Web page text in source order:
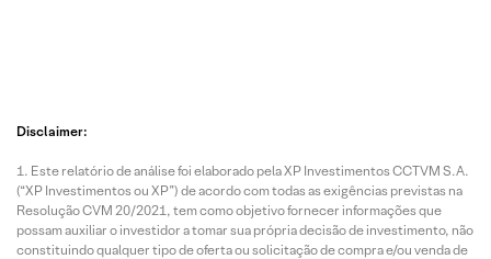
Disclaimer:
Este relatório de análise foi elaborado pela XP Investimentos CCTVM S.A.
(“XP Investimentos ou XP”) de acordo com todas as exigências previstas na
Resolução CVM 20/2021, tem como objetivo fornecer informações que
possam auxiliar o investidor a tomar sua própria decisão de investimento, não
constituindo qualquer tipo de oferta ou solicitação de compra e/ou venda de